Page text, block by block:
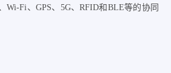
Wi-Fi、GPS、5G、RFID和BLE等的协同